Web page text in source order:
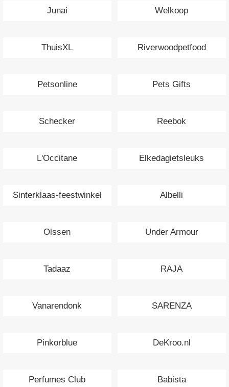
Junai Welkoop
ThuisXL Riverwoodpetfood
Petsonline Pets Gifts
Schecker Reebok
L'Occitane Elkedagietsleuks
Sinterklaas-feestwinkel Albelli
Olssen Under Armour
Tadaaz RAJA
Vanarendonk SARENZA
Pinkorblue DeKroo.nl
Perfumes Club Babista